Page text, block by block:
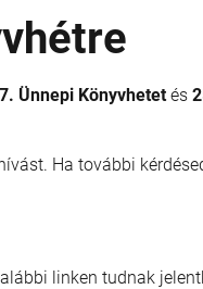
Ünnepi Könyvhetet és
Ha további
linken tudnak